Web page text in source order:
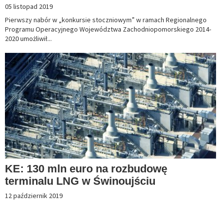
05 listopad 2019
Pierwszy nabór w „konkursie stoczniowym” w ramach Regionalnego
Programu Operacyjnego Województwa Zachodniopomorskiego 2014-
2020 umożliwił...
KE: 130 mln euro na rozbudowę
terminalu LNG w Świnoujściu
12 październik 2019